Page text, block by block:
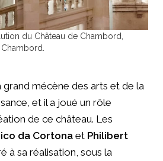
du Château de Chambord,
grand mécène des arts et de la
et il a joué un rôle
de ce château. Les
da Cortona et Philibert
à sa réalisation, sous la